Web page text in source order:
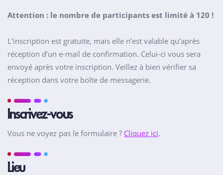
Attention : le nombre de participants est limité à 120 !
L’inscription est gratuite, mais elle n’est valable qu’après
réception d’un e-mail de confirmation. Celui-ci vous sera
envoyé après votre inscription. Veillez à bien vérifier sa
réception dans votre boîte de messagerie.
Inscrivez-vous
Vous ne voyez pas le formulaire ? Cliquez ici.
Lieu